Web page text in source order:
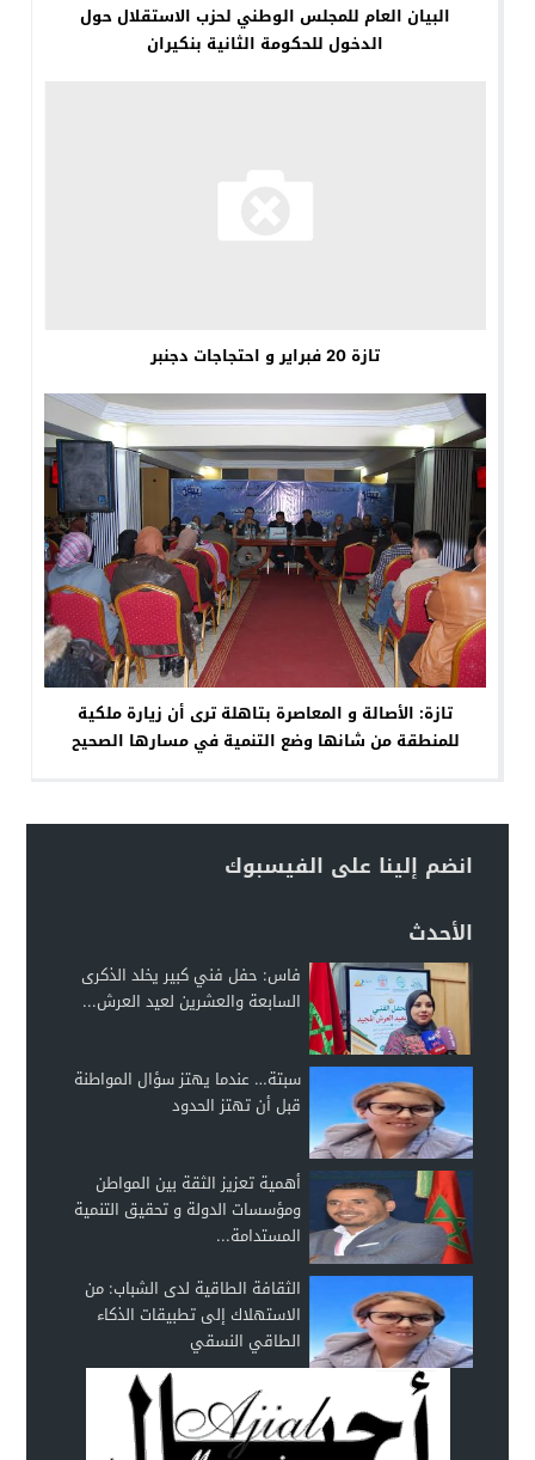
البيان العام للمجلس الوطني لحزب الاستقلال حول
الدخول للحكومة الثانية بنكيران
تازة 20 فبراير و احتجاجات دجنبر
تازة: الأصالة و المعاصرة بتاهلة ترى أن زيارة ملكية
للمنطقة من شانها وضع التنمية في مسارها الصحيح
انضم إلينا على الفيسبوك
الأحدث
فاس: حفل فني كبير يخلد الذكرى
السابعة والعشرين لعيد العرش...
سبتة… عندما يهتز سؤال المواطنة
قبل أن تهتز الحدود
أهمية تعزيز الثقة بين المواطن
ومؤسسات الدولة و تحقيق التنمية
المستدامة...
الثقافة الطاقية لدى الشباب: من
الاستهلاك إلى تطبيقات الذكاء
الطاقي النسقي